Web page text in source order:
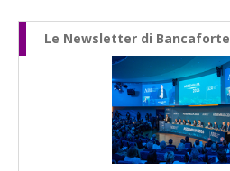
Le Newsletter di Bancaforte